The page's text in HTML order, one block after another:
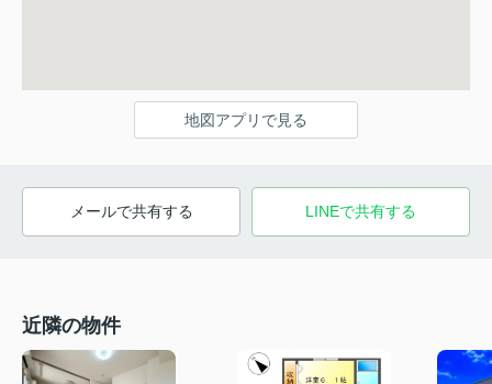
地図アプリで見る
メールで共有する LINEで共有する
近隣の物件